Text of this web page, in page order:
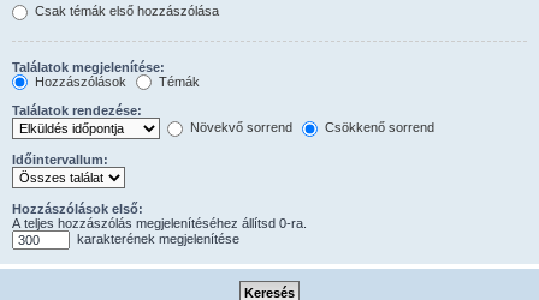
Csak témák első hozzászólása
Találatok megjelenítése:
Hozzászólások
Témák
Találatok rendezése:
Növekvő sorrend
Csökkenő sorrend
Időintervallum:
Hozzászólások első:
A teljes hozzászólás megjelenítéséhez állítsd 0-ra.
karakterének megjelenítése